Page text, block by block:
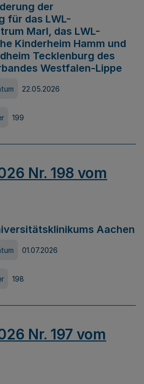
der
für das LWL-
Marl, das LWL-
Kinderheim Hamm und
Tecklenburg des
Westfalen-Lippe
22.05.2026
199
Nr. 198 vom
Aachen
01.07.2026
198
Nr. 197 vom